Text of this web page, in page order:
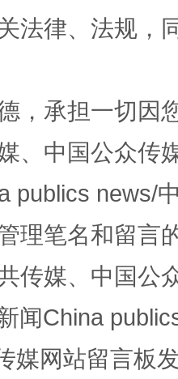
法律、法规，
，承担一切因
、中国公众传
publics news/
理笔名和留言
传媒、中国公
闻China
媒网站留言板